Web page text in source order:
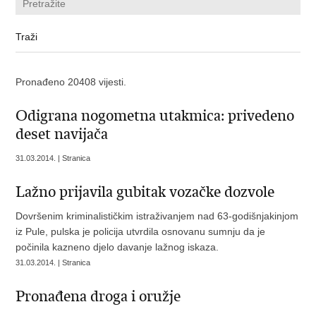
Pronađeno 20408 vijesti.
Odigrana nogometna utakmica: privedeno
deset navijača
31.03.2014. | Stranica
Lažno prijavila gubitak vozačke dozvole
Dovršenim kriminalističkim istraživanjem nad 63-godišnjakinjom
iz Pule, pulska je policija utvrdila osnovanu sumnju da je
počinila kazneno djelo davanje lažnog iskaza.
31.03.2014. | Stranica
Pronađena droga i oružje